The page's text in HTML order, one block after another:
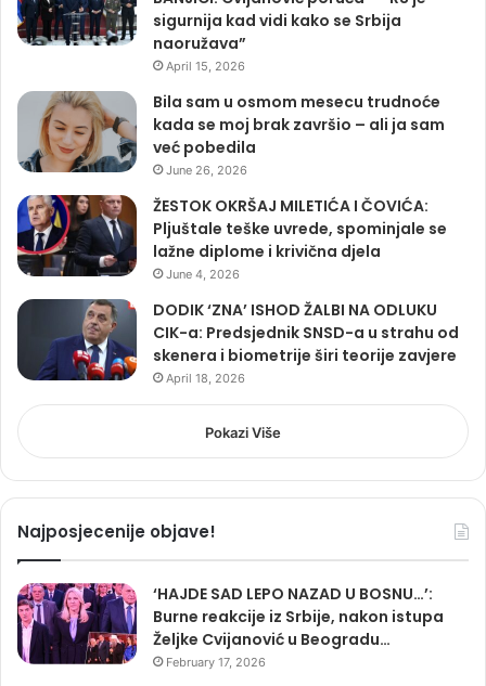
sigurnija kad vidi kako se Srbija
naoružava”
April 15, 2026
Bila sam u osmom mesecu trudnoće
kada se moj brak završio – ali ja sam
već pobedila
June 26, 2026
ŽESTOK OKRŠAJ MILETIĆA I ČOVIĆA:
Pljuštale teške uvrede, spominjale se
lažne diplome i krivična djela
June 4, 2026
DODIK ‘ZNA’ ISHOD ŽALBI NA ODLUKU
CIK-a: Predsjednik SNSD-a u strahu od
skenera i biometrije širi teorije zavjere
April 18, 2026
Pokazi Više
Najposjecenije objave!
‘HAJDE SAD LEPO NAZAD U BOSNU…’:
Burne reakcije iz Srbije, nakon istupa
Željke Cvijanović u Beogradu…
February 17, 2026